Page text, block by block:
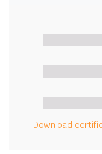
Download